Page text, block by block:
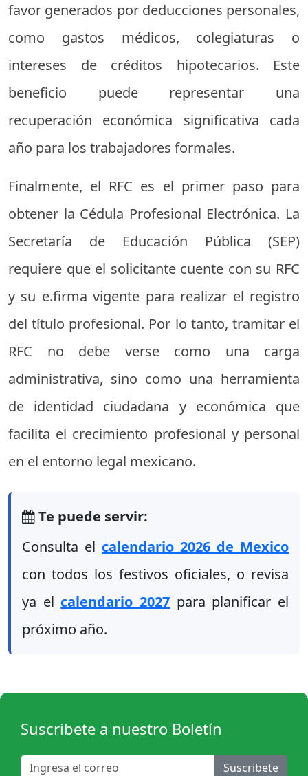
favor generados por deducciones personales,
como gastos médicos, colegiaturas o
intereses de créditos hipotecarios. Este
beneficio puede representar una
recuperación económica significativa cada
año para los trabajadores formales.
Finalmente, el RFC es el primer paso para
obtener la Cédula Profesional Electrónica. La
Secretaría de Educación Pública (SEP)
requiere que el solicitante cuente con su RFC
y su e.firma vigente para realizar el registro
del título profesional. Por lo tanto, tramitar el
RFC no debe verse como una carga
administrativa, sino como una herramienta
de identidad ciudadana y económica que
facilita el crecimiento profesional y personal
en el entorno legal mexicano.
Te puede servir:
Consulta el calendario 2026 de Mexico
con todos los festivos oficiales, o revisa
ya el calendario 2027 para planificar el
próximo año.
Suscribete a nuestro Boletín
Suscribete